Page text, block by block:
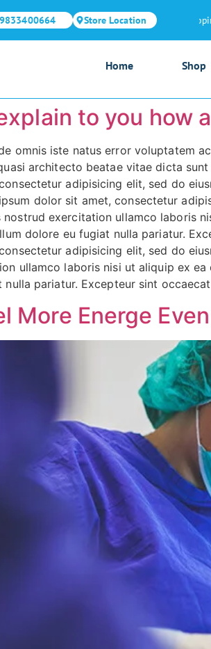
9833400664 Store LocationFree shipping
Home Shop
to you how
omnis iste natus error voluptatem
architecto beatae vitae dicta
adipisicing elit, sed do
dolor sit amet, consectetur
nostrud exercitation ullamco laboris
dolore eu fugiat nulla pariatur.
adipisicing elit, sed do
ullamco laboris nisi ut aliquip ex
pariatur. Excepteur sint
More Energe